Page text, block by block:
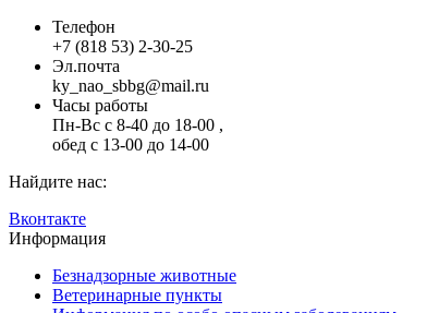
Телефон
+7 (818 53) 2-30-25
Эл.почта
ky_nao_sbbg@mail.ru
Часы работы
Пн-Вс с 8-40 до 18-00 ,
обед с 13-00 до 14-00
Найдите нас:
Вконтакте
Информация
Безнадзорные животные
Ветеринарные пункты